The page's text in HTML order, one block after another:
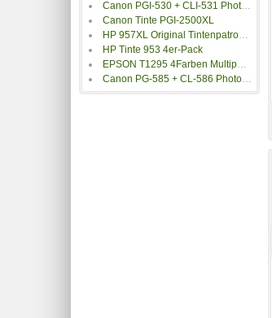
Canon PGI-530 + CLI-531 Photo Value Pack
Canon Tinte PGI-2500XL
HP 957XL Original Tintenpatrone schwarz
HP Tinte 953 4er-Pack
EPSON T1295 4Farben Multipack
Canon PG-585 + CL-586 Photo Value Pack